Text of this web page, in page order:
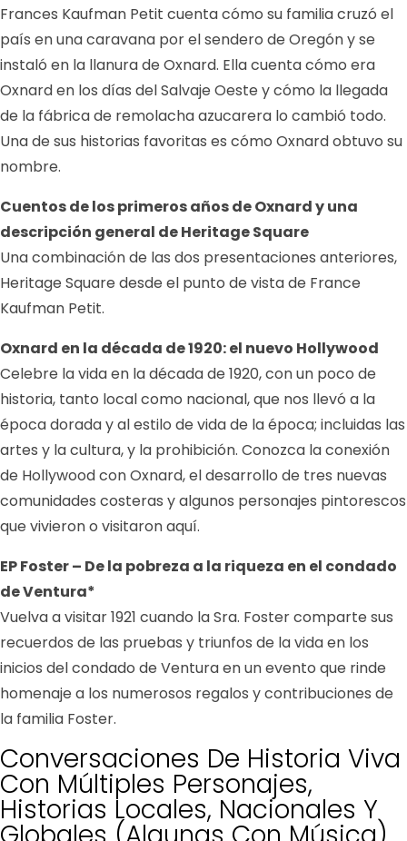
Frances Kaufman Petit cuenta cómo su familia cruzó el
país en una caravana por el sendero de Oregón y se
instaló en la llanura de Oxnard. Ella cuenta cómo era
Oxnard en los días del Salvaje Oeste y cómo la llegada
de la fábrica de remolacha azucarera lo cambió todo.
Una de sus historias favoritas es cómo Oxnard obtuvo su
nombre.
Cuentos de los primeros años de Oxnard y una
descripción general de Heritage Square
Una combinación de las dos presentaciones anteriores,
Heritage Square desde el punto de vista de France
Kaufman Petit.
Oxnard en la década de 1920: el nuevo Hollywood
Celebre la vida en la década de 1920, con un poco de
historia, tanto local como nacional, que nos llevó a la
época dorada y al estilo de vida de la época; incluidas las
artes y la cultura, y la prohibición. Conozca la conexión
de Hollywood con Oxnard, el desarrollo de tres nuevas
comunidades costeras y algunos personajes pintorescos
que vivieron o visitaron aquí.
EP Foster – De la pobreza a la riqueza en el condado
de Ventura*
Vuelva a visitar 1921 cuando la Sra. Foster comparte sus
recuerdos de las pruebas y triunfos de la vida en los
inicios del condado de Ventura en un evento que rinde
homenaje a los numerosos regalos y contribuciones de
la familia Foster.
Conversaciones De Historia Viva
Con Múltiples Personajes,
Historias Locales, Nacionales Y